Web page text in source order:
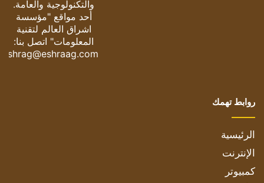
والتكنولوجية والعامة.
أحد مواقع "مؤسسة
اشراق العالم لتقنية
المعلومات" اتصل بنا:
eshrag@eshraag.com
روابط تهمك
الرئيسية
الإنترنت
كمبيوتر